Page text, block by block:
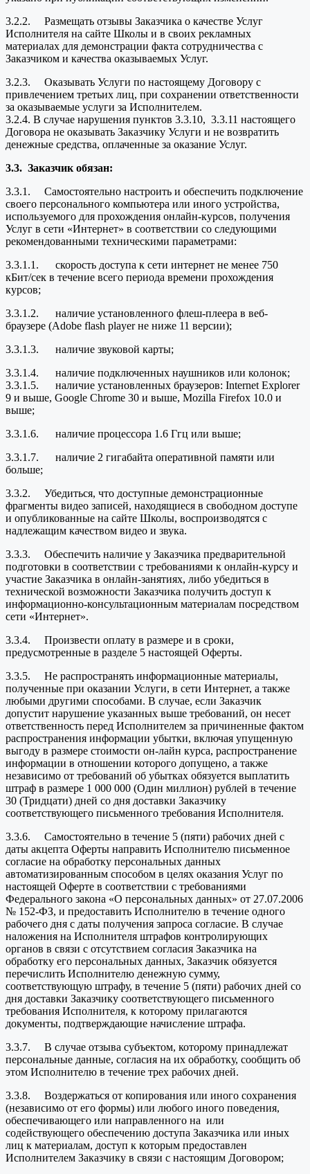
3.2.2. Размещать отзывы Заказчика о качестве Услуг
Исполнителя на сайте Школы и в своих рекламных
материалах для демонстрации факта сотрудничества с
Заказчиком и качества оказываемых Услуг.
3.2.3. Оказывать Услуги по настоящему Договору с
привлечением третьих лиц, при сохранении ответственности
за оказываемые услуги за Исполнителем.
3.2.4. В случае нарушения пунктов 3.3.10, 3.3.11 настоящего
Договора не оказывать Заказчику Услуги и не возвратить
денежные средства, оплаченные за оказание Услуг.
3.3. Заказчик обязан:
3.3.1. Самостоятельно настроить и обеспечить подключение
своего персонального компьютера или иного устройства,
используемого для прохождения онлайн-курсов, получения
Услуг в сети «Интернет» в соответствии со следующими
рекомендованными техническими параметрами:
3.3.1.1. скорость доступа к сети интернет не менее 750
кБит/сек в течение всего периода времени прохождения
курсов;
3.3.1.2. наличие установленного флеш-плеера в веб-
браузере (Adobe flash player не ниже 11 версии);
3.3.1.3. наличие звуковой карты;
3.3.1.4. наличие подключенных наушников или колонок;
3.3.1.5. наличие установленных браузеров: Internet Explorer
9 и выше, Google Chrome 30 и выше, Mozilla Firefox 10.0 и
выше;
3.3.1.6. наличие процессора 1.6 Ггц или выше;
3.3.1.7. наличие 2 гигабайта оперативной памяти или
больше;
3.3.2. Убедиться, что доступные демонстрационные
фрагменты видео записей, находящиеся в свободном доступе
и опубликованные на сайте Школы, воспроизводятся с
надлежащим качеством видео и звука.
3.3.3. Обеспечить наличие у Заказчика предварительной
подготовки в соответствии с требованиями к онлайн-курсу и
участие Заказчика в онлайн-занятиях, либо убедиться в
технической возможности Заказчика получить доступ к
информационно-консультационным материалам посредством
сети «Интернет».
3.3.4. Произвести оплату в размере и в сроки,
предусмотренные в разделе 5 настоящей Оферты.
3.3.5. Не распространять информационные материалы,
полученные при оказании Услуги, в сети Интернет, а также
любыми другими способами. В случае, если Заказчик
допустит нарушение указанных выше требований, он несет
ответственность перед Исполнителем за причиненные фактом
распространения информации убытки, включая упущенную
выгоду в размере стоимости он-лайн курса, распространение
информации в отношении которого допущено, а также
независимо от требований об убытках обязуется выплатить
штраф в размере 1 000 000 (Один миллион) рублей в течение
30 (Тридцати) дней со дня доставки Заказчику
соответствующего письменного требования Исполнителя.
3.3.6. Самостоятельно в течение 5 (пяти) рабочих дней с
даты акцепта Оферты направить Исполнителю письменное
согласие на обработку персональных данных
автоматизированным способом в целях оказания Услуг по
настоящей Оферте в соответствии с требованиями
Федерального закона «О персональных данных» от 27.07.2006
№ 152-ФЗ, и предоставить Исполнителю в течение одного
рабочего дня с даты получения запроса согласие. В случае
наложения на Исполнителя штрафов контролирующих
органов в связи с отсутствием согласия Заказчика на
обработку его персональных данных, Заказчик обязуется
перечислить Исполнителю денежную сумму,
соответствующую штрафу, в течение 5 (пяти) рабочих дней со
дня доставки Заказчику соответствующего письменного
требования Исполнителя, к которому прилагаются
документы, подтверждающие начисление штрафа.
3.3.7. В случае отзыва субъектом, которому принадлежат
персональные данные, согласия на их обработку, сообщить об
этом Исполнителю в течение трех рабочих дней.
3.3.8. Воздержаться от копирования или иного сохранения
(независимо от его формы) или любого иного поведения,
обеспечивающего или направленного на или
содействующего обеспечению доступа Заказчика или иных
лиц к материалам, доступ к которым предоставлен
Исполнителем Заказчику в связи с настоящим Договором;